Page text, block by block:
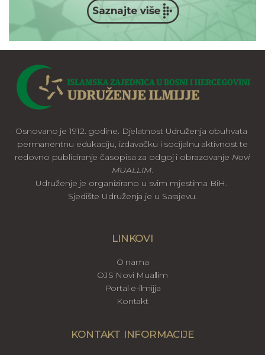
Osnovano je 1912. godine. Djelatnost Udruženja obuhvata
permanentnu edukaciju, izdavačku i socijalnu aktivnost te
redovno publiciranje časopisa za odgoj i obrazovanje Novi
MUALLIM.
Udruženje je organizirano u svim mjestima BiH.
Sjedište Udruženja je u Sarajevu.
LINKOVI
O nama
OJS Novi Muallim
Portal e-ilmijja
Kontakt
KONTAKT INFORMACIJE